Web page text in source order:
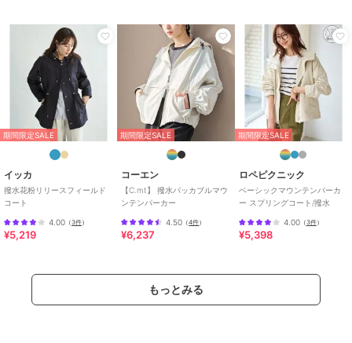
サイズ XS,S,M,L,XL
素材
ライトカーキ/アイボリー/ブラッ
ク：ポリエステル 100%
商品のお取り扱い方法
原産国 中国
期間限定SALE
イッカ
撥水花粉リリースフィールド
コート
4.00 （3件）
¥5,219
期間限定SALE
コーエン
【C.mt】 撥水パッカブルマウ
ンテンパーカー
4.50 （4件）
¥6,237
期間限定SALE
ロペピクニック
ベーシックマウンテンパーカ
ー スプリングコート/撥水
4.00（3件）
¥5,398
もっとみる